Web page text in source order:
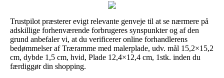
Trustpilot præsterer evigt relevante genveje til at se nærmere på
adskillige forhenværende forbrugeres synspunkter og af den
grund anbefaler vi, at du verificerer online forhandlerens
bedømmelser af Træramme med malerplade, udv. mål 15,2×15,2
cm, dybde 1,5 cm, hvid, Plade 12,4×12,4 cm, 1stk. inden du
færdiggør din shopping.